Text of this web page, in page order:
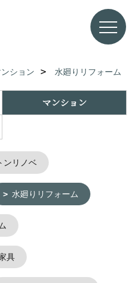
ンション 水廻りリフォーム
マンション
ンリノベ
水廻りリフォーム
具